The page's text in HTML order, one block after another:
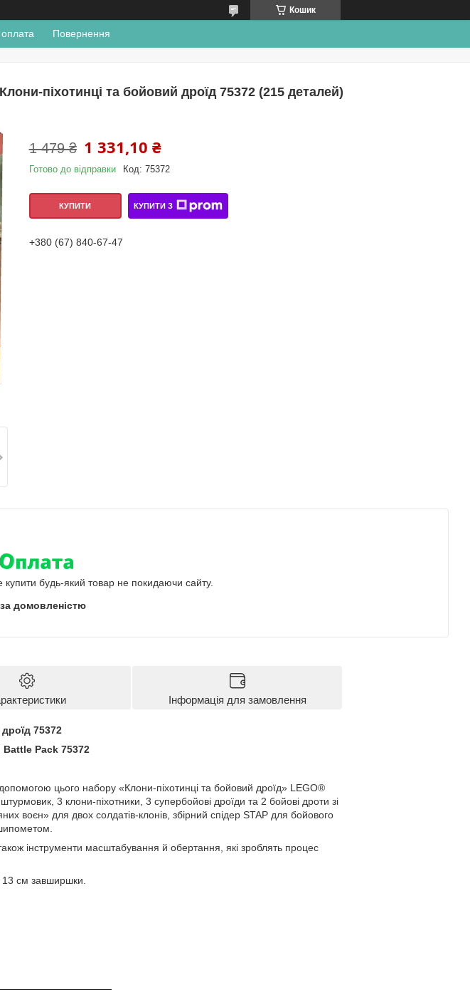
Кошик
Повернення
піхотинці та бойовий дроїд 75372 (215 деталей)
1 479 ₴ 1 331,10 ₴
Готово до відправки Код: 75372
КУПИТИ КУПИТИ З
+380 (67) 840-67-47
купити будь-який товар не покидаючи сайту.
за домовленістю
Інформація для замовлення
75372
Pack 75372
цього набору «Клони-піхотинці та бойовий дроїд» LEGO®
3 клони-піхотники, 3 супербойові дроїди та 2 бойові дроти зі
воєн» для двох солдатів-клонів, збірний спідер STAP для бойового
інструменти масштабування й обертання, які зроблять процес
см завширшки.